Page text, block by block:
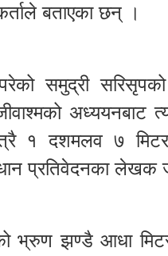
बताएका छन् ।
समुद्री
अध्ययनबाट
१ दशमलव ७
प्रतिवेदनका लेखक
भ्रुण झण्डै आधा